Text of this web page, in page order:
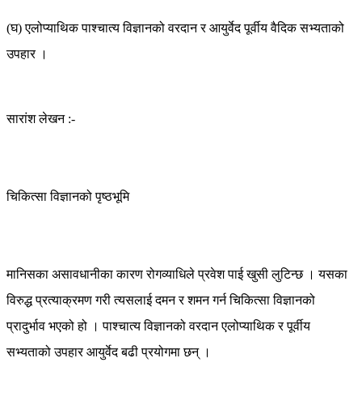
(घ) एलोप्याथिक पाश्चात्य विज्ञानको वरदान र आयुर्वेद पूर्वीय वैदिक सभ्यताको
उपहार ।
सारांश लेखन :-
चिकित्सा विज्ञानको पृष्ठभूमि
मानिसका असावधानीका कारण रोगव्याधिले प्रवेश पाई खुसी लुटिन्छ । यसका
विरुद्ध प्रत्याक्रमण गरी त्यसलाई दमन र शमन गर्न चिकित्सा विज्ञानको
प्रादुर्भाव भएको हो । पाश्चात्य विज्ञानको वरदान एलोप्याथिक र पूर्वीय
सभ्यताको उपहार आयुर्वेद बढी प्रयोगमा छन् ।